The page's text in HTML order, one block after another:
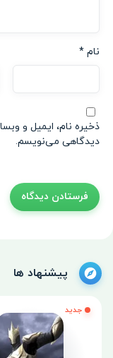
نام *
ذخیره نام، ایمیل و
دیدگاهی می‌نویسم.
پیشنهاد ها
جدید